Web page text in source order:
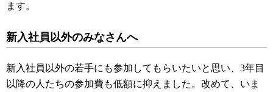
ます。
新入社員以外のみなさんへ
新入社員以外の若手にも参加してもらいたいと思い、3年目
以降の人たちの参加費も低額に抑えました。改めて、いま